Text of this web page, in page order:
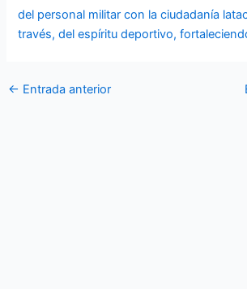
del personal militar con la ciudadanía
través, del espíritu deportivo,
← Entrada anterior